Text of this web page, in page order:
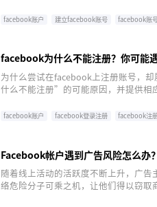
深入解读这些难点，并提供一些实用的
facebook账户 建立facebook账号 facebook账
facebook为什么不能注册？你可能
为什么尝试在facebook上注册账号，
什么不能注册”的可能原因，并提供相
facebook账户 facebook登录注册 facebook注
Facebook帐户遇到广告风险怎么办
随着线上活动的活跃度不断上升，广
络危险分子可乘之机，让他们得以窃